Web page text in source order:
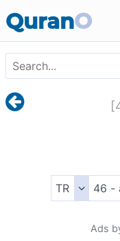
QuranO
[
Ads